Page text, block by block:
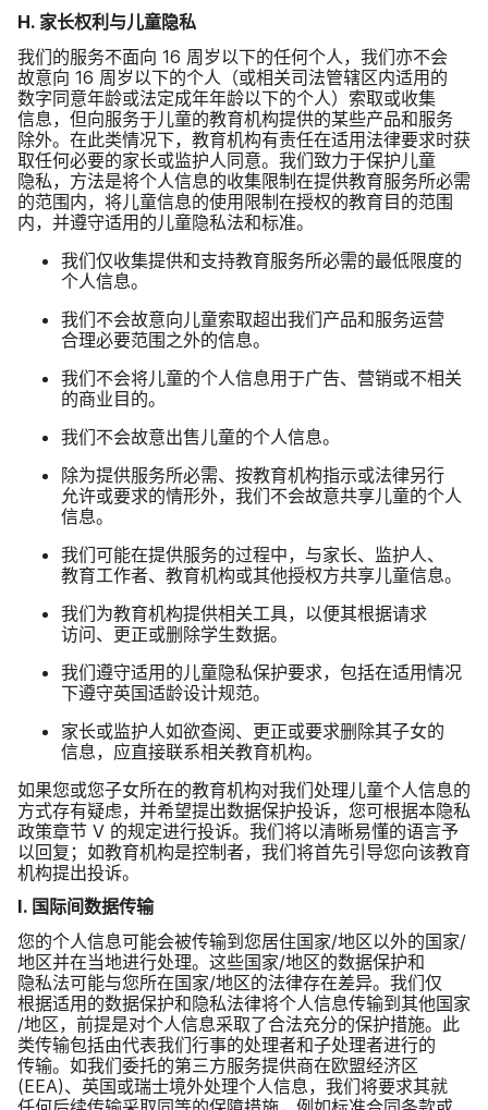
H. 家长权利​与​儿童​隐私
我们​的​服务​不面​向 16 周​岁​以下​的​任何​个人，​我们​亦​不​会​
故意​向 16 周​岁​以下​的​个人​（或​相关​司法管​辖区​内​适用​的​
数字​同意​年​龄​或​法定​成年​年​龄​以下​的​个人）​索取​或​收集​
信息，​但​向​服务于​儿童​的​教育​机构​提供​的​某些​产品​和​服务​
除外。​在​此类​情况​下，​教育​机构​有​责任​在​适用​法律​要求​时​获​
取​任何​必要​的​家长​或​监护人​同意。​我们​致力于​保护​儿童​
隐私，​方法​是​将​个​人​信息​的​收集​限制​在​提供​教育​服务​所​必需​
的​范围​内，​将​儿童​信息​的​使用​限制​在​授权​的​教育目​的​范围​
内，​并​遵守​适用​的​儿童​隐​私法​和​标准。
我们​仅​收集​提供​和​支持​教育​服务​所​必需​的​最低​限度​的​
个人​信息。
我们​不​会​故意​向​儿童​索取​超出​我们​产品​和​服务​运营​
合理​必要​范围​之外​的​信息。
我们​不​会​将​儿童​的​个人​信息​用于​广告、​营销​或​不​相关​
的​商业​目的。
我们​不​会​故意​出售​儿童​的​个人​信息。
除​为​提供​服务​所​必需、​按​教育​机构​指示​或​法律​另​行​
允许​或​要求​的​情形​外，​我们​不​会​故意​共​享儿童​的​个人​
信息。
我们​可能​在​提供​服务​的​过程​中，​与​家长、​监护人、​
教育​工作者、​教育​机构​或​其他​授权​方​共​享儿童​信息。
我们​为​教育​机构​提供​相关​工具，​以​便​其​根据​请​求​
访问、​更正​或​删除​学生​数据。
我们​遵守​适用​的​儿童​隐私​保护​要求，​包括​在​适用​情况​
下​遵守​英国​适龄​设计​规范。
家长​或​监护人​如​欲查阅、​更正​或​要求​删除​其子女​的​
信息，​应​直接​联系​相关​教育​机构。
如果​您​或​您子女​所​在​的​教育​机构​对​我们​处理​儿童​个​人​信息​的​
方式​存​有​疑虑，​并​希望​提出​数据​保护​投诉，​您​可​根据​本​隐私​
政策​章节 V 的​规定​进行​投诉。​我们​将​以​清晰​易懂​的​语言予​
以​回复；​如​教育​机构​是​控制者，​我们​将​首先​引导​您​向​该​教育​
机构​提出​投诉。
I. 国际​间数​据​传输
您​的​个人​信息​可能​会​被​传输​到​您​居​住​国家​/​地区​以外​的​国家​/​
地区​并​在​当地​进行​处理。​这些​国家​/​地区​的​数据​保护​和​
隐私法​可能​与​您​所​在​国家​/​地区​的​法律​存在​差异。​我们​仅​
根据​适用​的​数据​保护​和​隐私​法律​将​个​人​信息​传输​到​其他​国家​
/​地区，​前​提是​对​个​人​信息​采取​了​合法​充分​的​保护​措施。​此​
类​传输​包括​由​代表​我们​行事​的​处理者​和子​处理者​进行​的​
传输。​如​我们​委托​的​第三​方​服务​提供​商​在​欧盟​经济​区
(EEA)、​英国​或​瑞士​境外​处理​个​人​信息，​我们​将​要求​其​就​